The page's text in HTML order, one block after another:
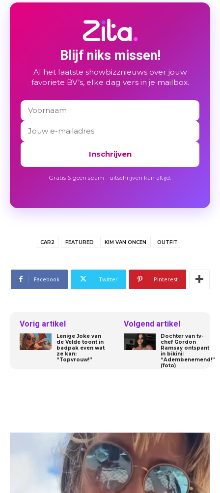
Blijf niks missen!
Al het laatste showbizznieuws over jouw
favoriete BV’s, elke dag vers in je mailbox.
Inschrijven
Gratis & geen spam - uitschrijven kan altijd.
CAR2 FEATURED KIM VAN ONCEN OUTFIT
Facebook Twitter Pinterest
Vorig artikel
Lenige Joke van
de Velde toont in
badpak even wat
ze kan:
“Topvrouw!”
Volgend artikel
Dochter van tv-
chef Gordon
Ramsay ontspant
in bikini:
“Adembenemend!”
(foto)